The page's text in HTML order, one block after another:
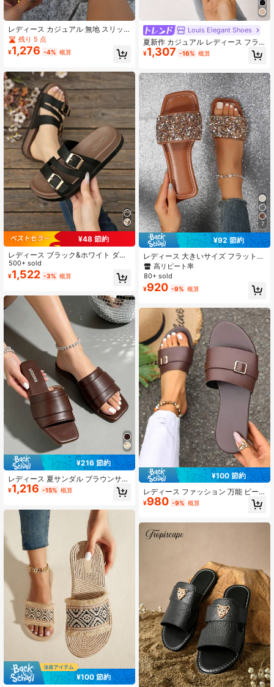
レディース カジュアル 無地 スリッ
ポン ミュールスリッパ、フラット フ
ァッション サンダル
残り 5 点
¥1,276 -4% 概算
¥48 節約
レディース ブラック&ホワイト ダブ
ルバックル ミニマル アイキャッチ
カジュアル 滑り止め デイリー 通勤
ショッピング 夏用 ビーチサンダル
500+ sold
¥1,522 -3% 概算
¥216 節約
レディース 夏サンダル ブラウンサン
ダル 上品なプリーツアッパー ブラウ
ンフラットシューズ レディースジェ
ンダル レディース夏スリッパ 快適な
夏レディースサンダル ビーチ用品 バ
ケーションビーチ必需品 バケーショ
ン必需品 Cuccoビーチサンダル エレ
ガントなレディースフラットサンダ
ル レディース夏フットウェア グラデ
ィエーターサンダル
¥1,216 -15% 概算
¥100 節約
Louis Elegant Shoes
夏新作 カジュアル レディース フラ
ットサンダル、メタルバックル装飾
スエードインソール アーチサポート
なカジュアル フラットビーチシュー
ズ、日常のお出かけに適したレディ
ースブラウンサンダル、かわいい多
用途レディースサマーサンダル
¥1,307 -16% 概算
7
¥92 節約
レディース 大きいサイズ フラットサ
ンダル 夏用スリッパ ラインストーン
装飾 ビーチシューズ ホリデー必需品
高リピート率
80+ sold
¥920 -9% 概算
¥100 節約
レディース ファッション 万能 ビー
チ 無地 バックル プラスサイズ ラウ
ンドトゥ コーヒー色 春夏 スリッポ
トサンダル
¥980 -9% 概算